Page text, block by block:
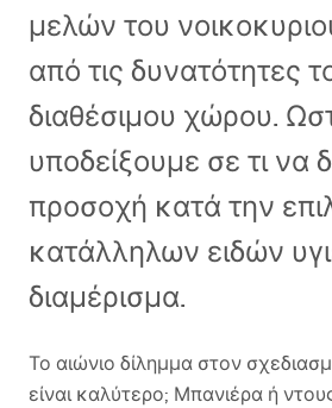
μελών του
από τις δυνατότητες
διαθέσιμου χώρου.
υποδείξουμε σε τι να
προσοχή κατά την
κατάλληλων ειδών
διαμέρισμα.
Το αιώνιο δίλημμα στον
είναι καλύτερο; Μπανιέρα ή